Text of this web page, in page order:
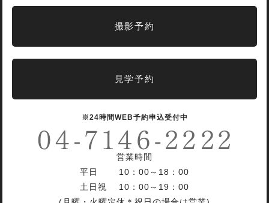
撮影予約
見学予約
※24時間WEB予約申込受付中
営業時間
平日 10：00～18：00
土日祝 10：00～19：00